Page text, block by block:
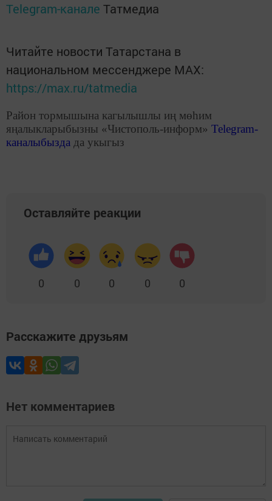
Telegram-канале Татмедиа
Читайте новости Татарстана в
национальном мессенджере MАХ:
https://max.ru/tatmedia
Район тормышына кагылышлы иң мөһим
яңалыкларыбызны «Чистополь-информ» Telegram-
каналыбызда да укыгыз
Оставляйте реакции
0 0 0 0 0
Расскажите друзьям
Нет комментариев